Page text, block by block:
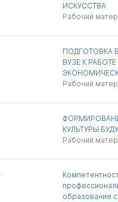
ИСКУССТВА
Рабочий
ПОДГОТОВКА
ВУЗЕ К
Рабочий
КУЛЬТУРЫ
Рабочий
образование